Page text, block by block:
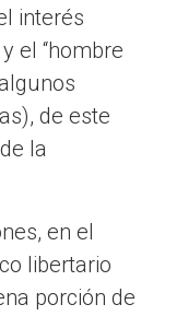
interés
el “hombre
de este
la
en el
libertario
porción de